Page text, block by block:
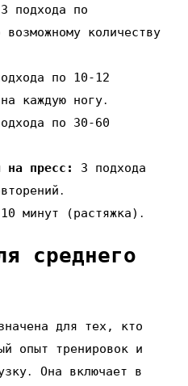
3 подхода по
возможному количеству
по 10-12
каждую ногу․
по 30-60
на пресс:
3 подхода
минут (растяжка)․
среднего
для тех‚ кто
опыт тренировок и
Она включает в